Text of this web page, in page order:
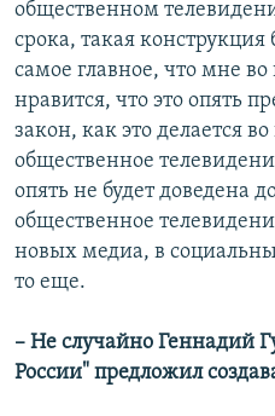
общественном
срока, такая
самое главное, что мне
нравится, что это опять
закон, как это делается
общественное
опять не будет доведена
общественное
новых медиа, в
то еще.
– Не случайно Геннадий
России" предложил